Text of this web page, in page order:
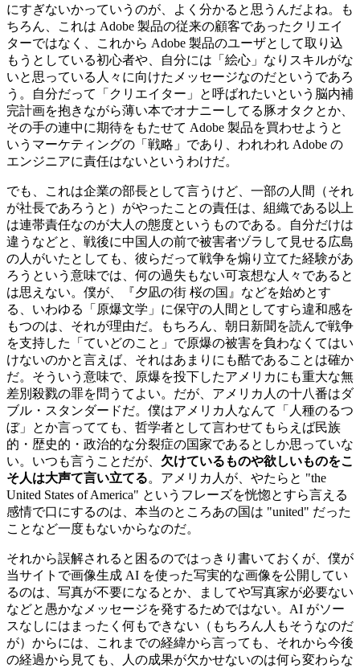
にすぎないかっていうのが、よく分かると思うんだよね。も
ちろん、これは Adobe 製品の従来の顧客であったクリエイ
ターではなく、これから Adobe 製品のユーザとして取り込
もうとしている初心者や、自分には「絵心」なりスキルがな
いと思っている人々に向けたメッセージなのだというであろ
う。自分だって「クリエイター」と呼ばれたいという脳内補
完計画を抱きながら薄い本でオナニーしてる豚オタクとか、
その手の連中に期待をもたせて Adobe 製品を買わせようと
いうマーケティングの「戦略」であり、われわれ Adobe の
エンジニアに責任はないというわけだ。
でも、これは企業の部長として言うけど、一部の人間（それ
が社長であろうと）がやったことの責任は、組織である以上
は連帯責任なのが大人の態度というものである。自分だけは
違うなどと、戦後に中国人の前で被害者ヅラして見せる広島
の人がいたとしても、彼らだって戦争を煽り立てた経験があ
ろうという意味では、何の過失もない可哀想な人々であると
は思えない。僕が、『夕凪の街 桜の国』などを始めとす
る、いわゆる「原爆文学」に保守の人間としてすら違和感を
もつのは、それが理由だ。もちろん、朝日新聞を読んで戦争
を支持した「ていどのこと」で原爆の被害を負わなくてはい
けないのかと言えば、それはあまりにも酷であることは確か
だ。そういう意味で、原爆を投下したアメリカにも重大な無
差別殺戮の罪を問うてよい。だが、アメリカ人の十八番はダ
ブル・スタンダードだ。僕はアメリカ人なんて「人種のるつ
ぼ」とか言ってても、哲学者として言わせてもらえば民族
的・歴史的・政治的な分裂症の国家であるとしか思っていな
い。いつも言うことだが、 欠けているものや欲しいものをこ
そ人は大声て言い立てる。アメリカ人が、やたらと "the
United States of America" というフレーズを恍惚とすら言える
感情で口にするのは、本当のところあの国は "united" だった
ことなど一度もないからなのだ。
それから誤解されると困るのではっきり書いておくが、僕が
当サイトで画像生成 AI を使った写実的な画像を公開してい
るのは、写真が不要になるとか、ましてや写真家が必要ない
などと愚かなメッセージを発するためではない。AI がソー
スなしにはまったく何もできない（もちろん人もそうなのだ
が）からには、これまでの経緯から言っても、それから今後
の経過から見ても、人の成果が欠かせないのは何ら変わらな